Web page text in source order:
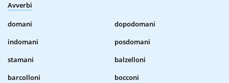
Avverbi
domani
dopodomani
indomani
posdomani
stamani
balzelloni
barcolloni
bocconi